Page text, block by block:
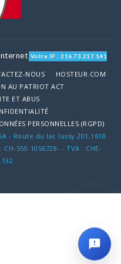
Votre IP : 216.73.217.141
NOUS
HOSTEUR.COM
AU PATRIOT ACT
ET ABUS
PERSONNELLES (RGPD)
- Route du lac lussy 201,1618
550-1056728- - TVA : CHE-